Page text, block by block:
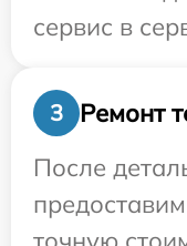
сервис в
3
Ремонт
После